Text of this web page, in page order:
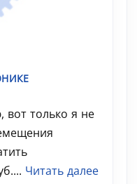
только я не
Читать далее